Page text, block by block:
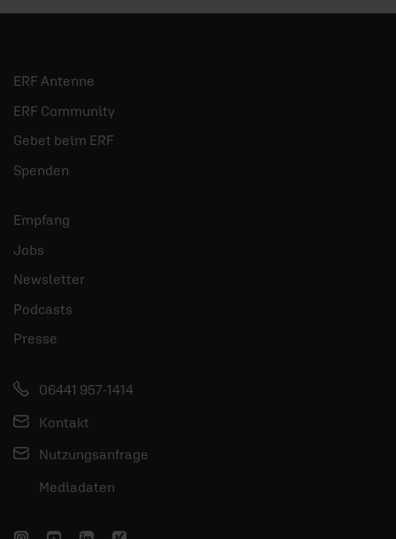
ERF Antenne
ERF Community
Gebet beim ERF
Spenden
Empfang
Jobs
Newsletter
Podcasts
Presse
06441 957-1414
Kontakt
Nutzungsanfrage
Mediadaten